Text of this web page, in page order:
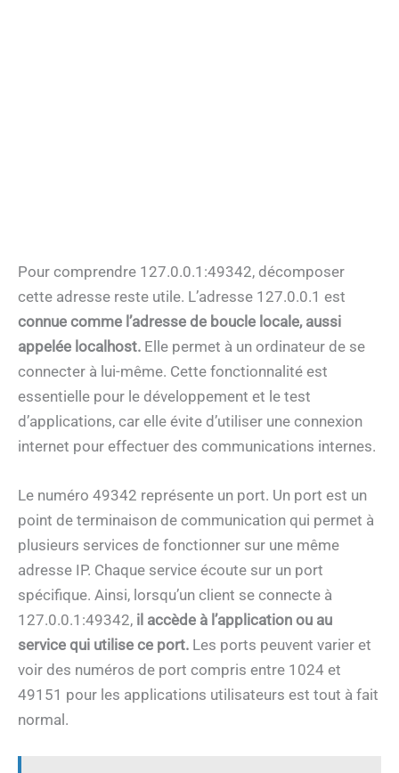
Pour comprendre 127.0.0.1:49342, décomposer
cette adresse reste utile. L’adresse 127.0.0.1 est
connue comme l’adresse de boucle locale, aussi
appelée localhost. Elle permet à un ordinateur de se
connecter à lui-même. Cette fonctionnalité est
essentielle pour le développement et le test
d’applications, car elle évite d’utiliser une connexion
internet pour effectuer des communications internes.
Le numéro 49342 représente un port. Un port est un
point de terminaison de communication qui permet à
plusieurs services de fonctionner sur une même
adresse IP. Chaque service écoute sur un port
spécifique. Ainsi, lorsqu’un client se connecte à
127.0.0.1:49342, il accède à l’application ou au
service qui utilise ce port. Les ports peuvent varier et
voir des numéros de port compris entre 1024 et
49151 pour les applications utilisateurs est tout à fait
normal.